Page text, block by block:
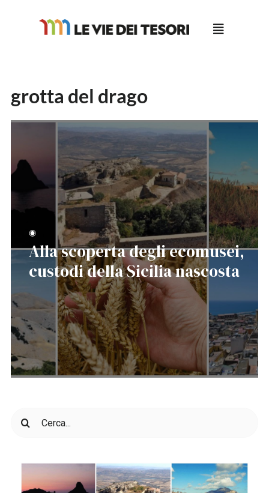
grotta del drago
◉
Alla scoperta degli ecomusei,
custodi della Sicilia nascosta
per: